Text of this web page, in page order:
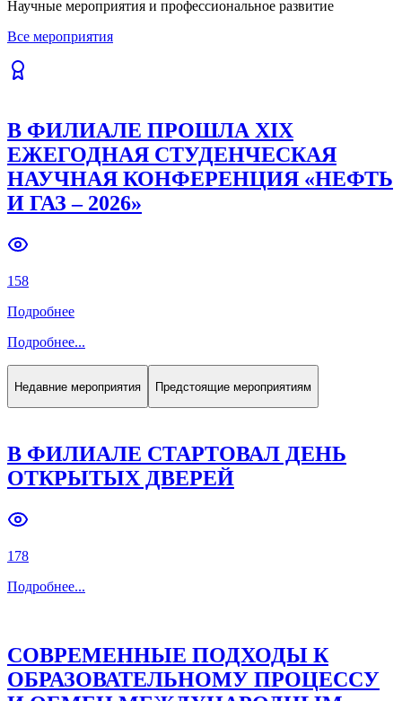
Научные мероприятия и профессиональное развитие
Все мероприятия
В ФИЛИАЛЕ ПРОШЛА XIX
ЕЖЕГОДНАЯ СТУДЕНЧЕСКАЯ
НАУЧНАЯ КОНФЕРЕНЦИЯ «НЕФТЬ
И ГАЗ – 2026»
158
Подробнее
Подробнее...
Недавние мероприятия Предстоящие мероприятиям
В ФИЛИАЛЕ СТАРТОВАЛ ДЕНЬ
ОТКРЫТЫХ ДВЕРЕЙ
178
Подробнее...
СОВРЕМЕННЫЕ ПОДХОДЫ К
ОБРАЗОВАТЕЛЬНОМУ ПРОЦЕССУ